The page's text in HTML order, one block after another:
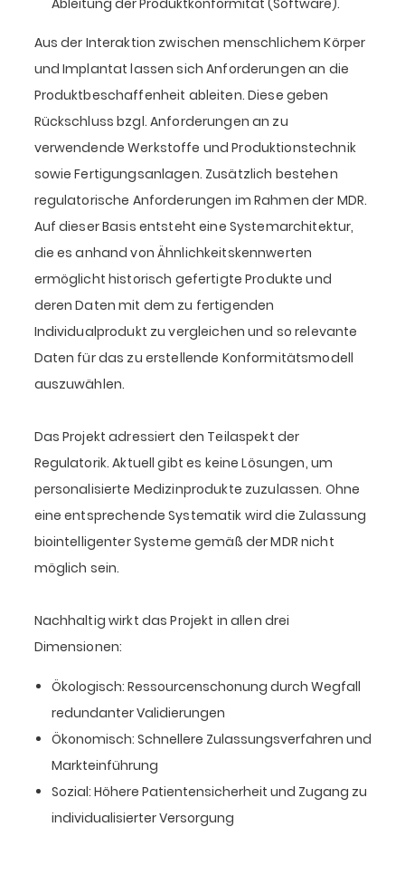
Ableitung der Produktkonformität (Software).
Aus der Interaktion zwischen menschlichem Körper
und Implantat lassen sich Anforderungen an die
Produktbeschaffenheit ableiten. Diese geben
Rückschluss bzgl. Anforderungen an zu
verwendende Werkstoffe und Produktionstechnik
sowie Fertigungsanlagen. Zusätzlich bestehen
regulatorische Anforderungen im Rahmen der MDR.
Auf dieser Basis entsteht eine Systemarchitektur,
die es anhand von Ähnlichkeitskennwerten
ermöglicht historisch gefertigte Produkte und
deren Daten mit dem zu fertigenden
Individualprodukt zu vergleichen und so relevante
Daten für das zu erstellende Konformitätsmodell
auszuwählen.
Das Projekt adressiert den Teilaspekt der
Regulatorik. Aktuell gibt es keine Lösungen, um
personalisierte Medizinprodukte zuzulassen. Ohne
eine entsprechende Systematik wird die Zulassung
biointelligenter Systeme gemäß der MDR nicht
möglich sein.
Nachhaltig wirkt das Projekt in allen drei
Dimensionen:
Ökologisch: Ressourcenschonung durch Wegfall
redundanter Validierungen
Ökonomisch: Schnellere Zulassungsverfahren und
Markteinführung
Sozial: Höhere Patientensicherheit und Zugang zu
individualisierter Versorgung